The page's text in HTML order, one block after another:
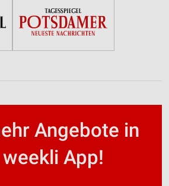
Angebote in
App!